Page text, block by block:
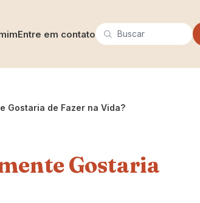
Entre em contatoBuscar
Gostaria de Fazer na Vida?
Gostaria